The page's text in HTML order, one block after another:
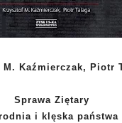
M. Kaźmierczak, Piotr
Sprawa Ziętary
i klęska państwa